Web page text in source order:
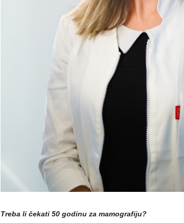
Treba li čekati 50 godinu za mamografiju?